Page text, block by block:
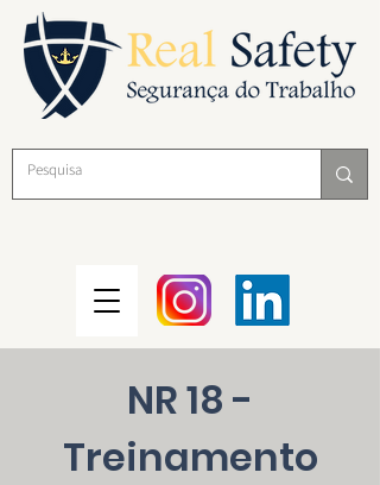
NR 18 -
Treinamento